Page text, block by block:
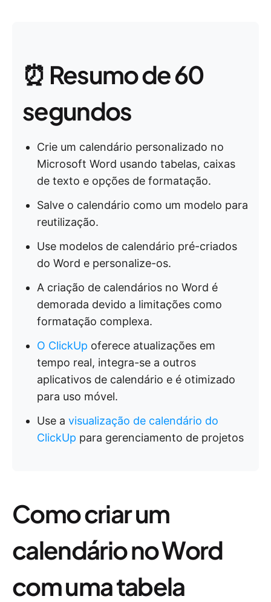
⏰ Resumo de 60
segundos
Crie um calendário personalizado no
Microsoft Word usando tabelas, caixas
de texto e opções de formatação.
Salve o calendário como um modelo para
reutilização.
Use modelos de calendário pré-criados
do Word e personalize-os.
A criação de calendários no Word é
demorada devido a limitações como
formatação complexa.
O ClickUp oferece atualizações em
tempo real, integra-se a outros
aplicativos de calendário e é otimizado
para uso móvel.
Use a visualização de calendário do
ClickUp para gerenciamento de projetos
Como criar um
calendário no Word
com uma tabela